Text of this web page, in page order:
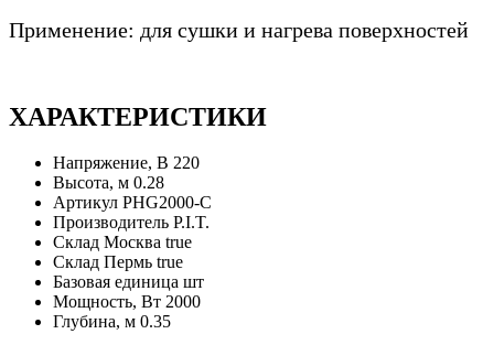
Применение: для сушки и нагрева поверхностей
ХАРАКТЕРИСТИКИ
Напряжение, В 220
Высота, м 0.28
Артикул PHG2000-C
Производитель P.I.T.
Склад Москва true
Склад Пермь true
Базовая единица шт
Мощность, Вт 2000
Глубина, м 0.35